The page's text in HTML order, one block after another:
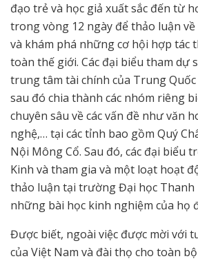
đạo trẻ và học giả xuất sắc đến từ
trong vòng 12 ngày để thảo luận về
và khám phá những cơ hội hợp tác
toàn thế giới. Các đại biểu tham dự
trung tâm tài chính của Trung
sau đó chia thành các nhóm riêng
chuyên sâu về các vấn đề như văn
nghệ,… tại các tỉnh bao gồm Quý
Nội Mông Cổ. Sau đó, các đại biểu
Kinh và tham gia và một loạt hoạt
thảo luận tại trường Đại học Thanh
những bài học kinh nghiệm của họ
Được biết, ngoài việc được mời với
của Việt Nam và đài thọ cho toàn